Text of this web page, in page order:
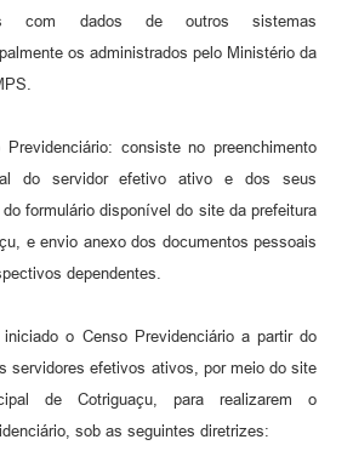
com dados de outros sistemas
os administrados pelo Ministério da
consiste no preenchimento
do servidor efetivo ativo e dos seus
formulário disponível do site da prefeitura
e envio anexo dos documentos pessoais
dependentes.
iniciado o Censo Previdenciário a partir do
servidores efetivos ativos, por meio do site
de Cotriguaçu, para realizarem o
sob as seguintes diretrizes: